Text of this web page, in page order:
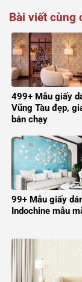
Bài viết cùng
499+ Mẫu giấy
Vũng Tàu đẹp,
bán chạy
99+ Mẫu giấy
Indochine mẫu